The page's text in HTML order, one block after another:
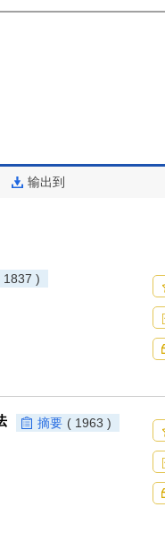
输出到
1837 )
摘要 ( 1963 )